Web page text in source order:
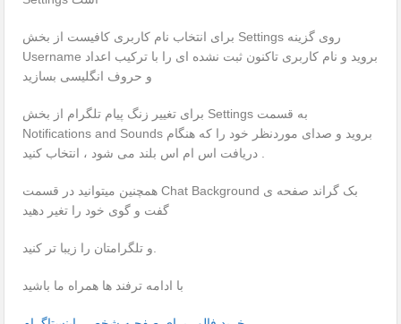
برای انتخاب نام کاربری کافیست از بخش Settings روی گزینه
Username بروید و نام کاربری تاکنون ثبت نشده ای را با ترکیب اعداد
و حروف انگلیسی بسازید
برای تغییر زنگ پیام تلگرام از بخش Settings به قسمت
Notifications and Sounds بروید و صدای موردنظر خود را که هنگام
همچنین میتوانید در قسمت Chat Background بک گراند صفحه ی
با ادامه ترفند ها همراه ما باشید